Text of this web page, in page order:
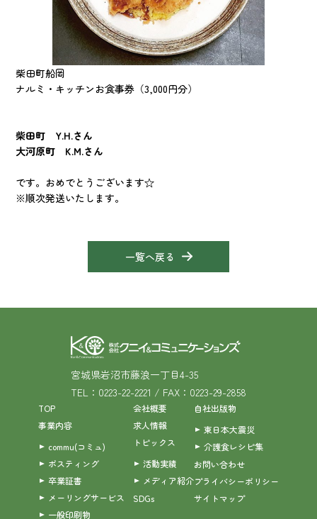
柴田町船岡
ナルミ・キッチンお食事券（3,000円分）
柴田町 Y.H.さん
大河原町 K.M.さん
です。おめでとうございます☆
※順次発送いたします。
一覧へ戻る
宮城県岩沼市藤浪一丁目4-35
TEL：0223-22-2221 / FAX：0223-29-2858
TOP
事業内容
commu(コミュ)
ポスティング
卒業証書
メーリングサービス
一般印刷物
会社概要
求人情報
トピックス
活動実績
メディア紹介
SDGs
自社出版物
東日本大震災
介護食レシピ集
お問い合わせ
プライバシーポリシー
サイトマップ